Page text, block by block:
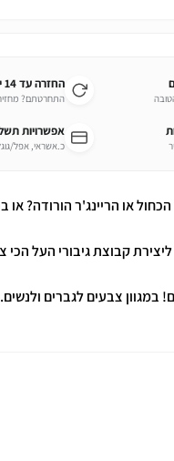
החזרה עד 14 יום
התחרטתם?
אפשרויות
כ.אשראי, אפל/
או הריינג'ר הורודה? או
קבוצת גיבורי העל הכי
במגוון צבעים לגברים ולנשים.